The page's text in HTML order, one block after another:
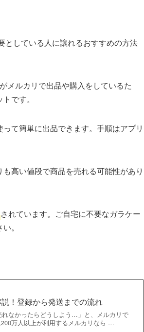
としている人に譲れるおすすめの方法
メルカリで出品や購入をしているた
です。
て簡単に出品できます。手順はアプリ
高い値段で商品を売れる可能性があり
されています。ご自宅に不要なガラケー
。
！登録から発送までの流れ
れなかったらどうしよう…」と、メルカリで
万人以上が利用するメルカリなら …